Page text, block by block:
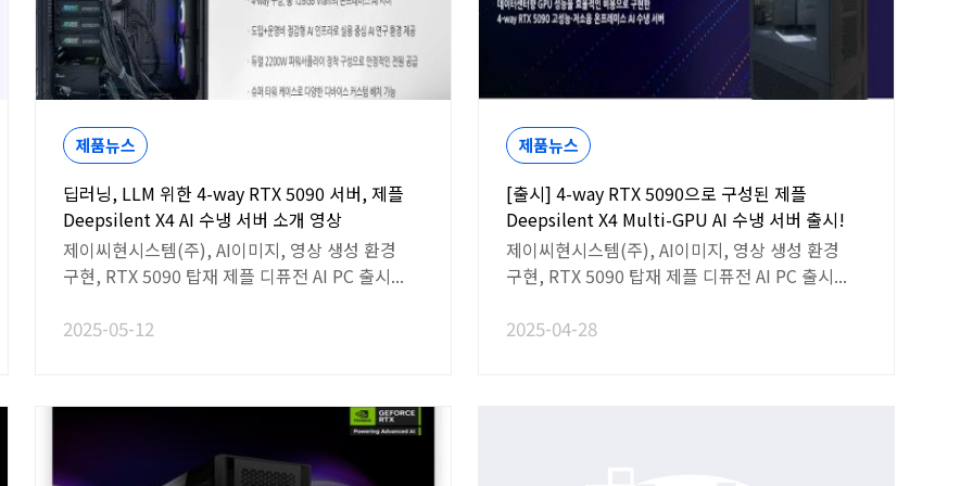
제품뉴스
딥러닝, LLM 위한 4-way RTX 5090 서버, 제플
Deepsilent X4 AI 수냉 서버 소개 영상
제이씨현시스템(주), AI이미지, 영상 생성 환경
구현, RTX 5090 탑재 제플 디퓨전 AI PC 출시...
2025-05-12
제품뉴스
[출시] 4-way RTX 5090으로 구성된 제플
Deepsilent X4 Multi-GPU AI 수냉 서버 출시!
제이씨현시스템(주), AI이미지, 영상 생성 환경
구현, RTX 5090 탑재 제플 디퓨전 AI PC 출시...
2025-04-28